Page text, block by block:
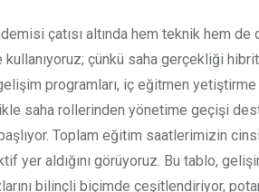
çatısı altında hem teknik hem de
çünkü saha gerçekliği
programları, iç eğitmen yetiştirme
saha rollerinden yönetime geçişi
Toplam eğitim saatlerimizin
yer aldığını görüyoruz. Bu tablo,
bilinçli biçimde çeşitlendiriyor,